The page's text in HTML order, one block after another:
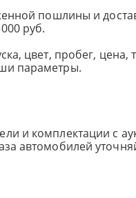
пошлины и
руб.
цвет, пробег,
параметры.
и комплектации с
автомобилей